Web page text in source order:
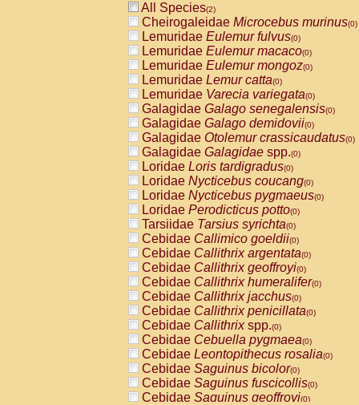
All Species(2)
Cheirogaleidae Microcebus murinus(0)
Lemuridae Eulemur fulvus(0)
Lemuridae Eulemur macaco(0)
Lemuridae Eulemur mongoz(0)
Lemuridae Lemur catta(0)
Lemuridae Varecia variegata(0)
Galagidae Galago senegalensis(0)
Galagidae Galago demidovii(0)
Galagidae Otolemur crassicaudatus(0)
Galagidae Galagidae spp.(0)
Loridae Loris tardigradus(0)
Loridae Nycticebus coucang(0)
Loridae Nycticebus pygmaeus(0)
Loridae Perodicticus potto(0)
Tarsiidae Tarsius syrichta(0)
Cebidae Callimico goeldii(0)
Cebidae Callithrix argentata(0)
Cebidae Callithrix geoffroyi(0)
Cebidae Callithrix humeralifer(0)
Cebidae Callithrix jacchus(0)
Cebidae Callithrix penicillata(0)
Cebidae Callithrixspp.(0)
Cebidae Cebuella pygmaea(0)
Cebidae Leontopithecus rosalia(0)
Cebidae Saguinus bicolor(0)
Cebidae Saguinus fuscicollis(0)
Cebidae Saguinus geoffroyi(0)